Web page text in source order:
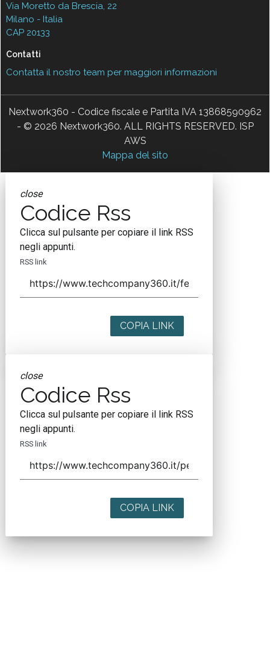
Via Moretto da Brescia, 22
Milano - Italia
CAP 20133
Contatti
Contatta il nostro team per maggiori informazioni
Nextwork360 - Codice fiscale e Partita IVA 13868590962
- © 2026 Nextwork360. ALL RIGHTS RESERVED. ISP
AWS
Mappa del sito
close
Codice Rss
Clicca sul pulsante per copiare il link RSS
negli appunti.
RSS link
COPIA LINK
close
Codice Rss
Clicca sul pulsante per copiare il link RSS
negli appunti.
RSS link
COPIA LINK